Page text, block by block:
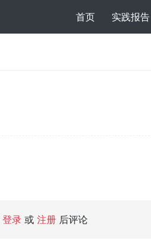
首页(current)
实践报告
登录或 注册后评论